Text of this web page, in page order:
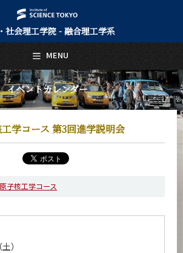
社会理工学院 - 融合理工学系
イベントカレンダー
学コース 第3回進学説明会
原子核工学コース
）
MENU
English
いて